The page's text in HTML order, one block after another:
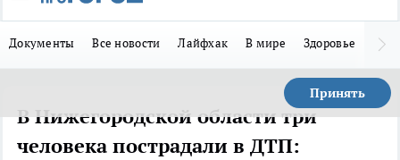
Документы Все новости Лайфхак В мире Здоровье
Принять
В Нижегородской области три
человека пострадали в ДТП: